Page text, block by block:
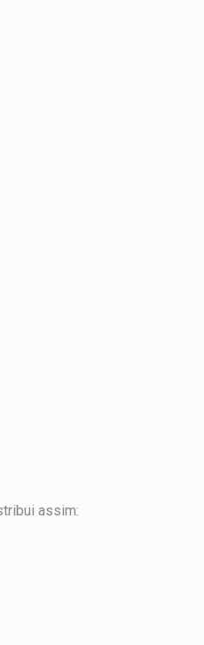
assim: